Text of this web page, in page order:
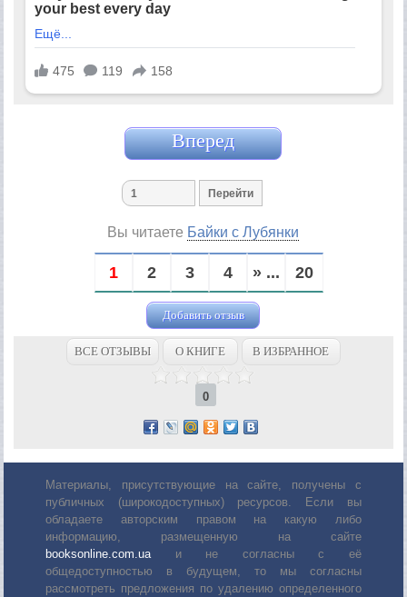
Вперед
Вы читаете Байки с Лубянки
1 2 3 4 » ... 20
Добавить отзыв
ВСЕ ОТЗЫВЫ О КНИГЕ В ИЗБРАННОЕ
0
Материалы, присутствующие на сайте, получены с
публичных (широкодоступных) ресурсов. Если вы
обладаете авторским правом на какую либо
информацию, размещенную на сайте
booksonline.com.uaи не согласны с её
общедоступностью в будущем, то мы согласны
рассмотреть предложения по удалению определенного